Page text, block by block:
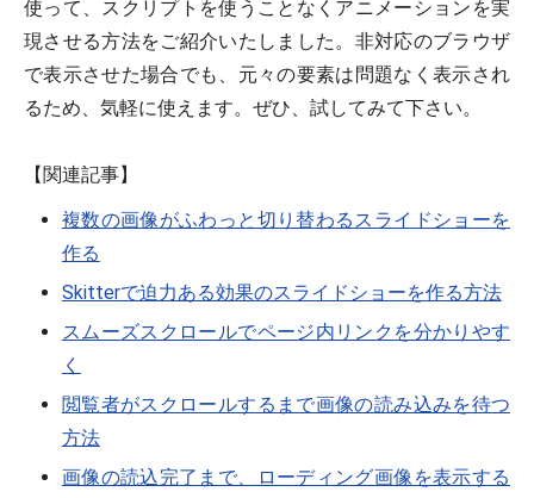
使って、スクリプトを使うことなくアニメーションを実
現させる方法をご紹介いたしました。非対応のブラウザ
で表示させた場合でも、元々の要素は問題なく表示され
るため、気軽に使えます。ぜひ、試してみて下さい。
【関連記事】
複数の画像がふわっと切り替わるスライドショーを
作る
Skitterで迫力ある効果のスライドショーを作る方法
スムーズスクロールでページ内リンクを分かりやす
く
閲覧者がスクロールするまで画像の読み込みを待つ
方法
画像の読込完了まで、ローディング画像を表示する